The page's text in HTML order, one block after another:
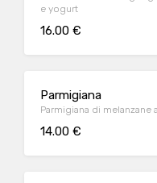
e yogurt
16.00 €
Parmigiana
Parmigiana di melanzane
14.00 €